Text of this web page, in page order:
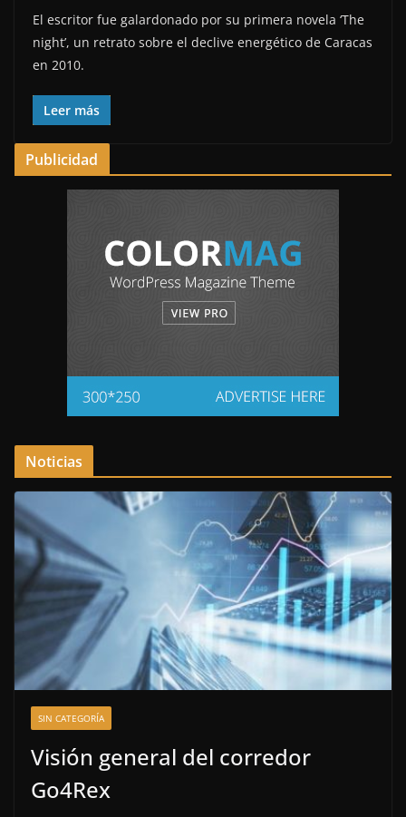
El escritor fue galardonado por su primera novela ‘The
night’, un retrato sobre el declive energético de Caracas
en 2010.
Leer más
Publicidad
Noticias
SIN CATEGORÍA
Visión general del corredor
Go4Rex